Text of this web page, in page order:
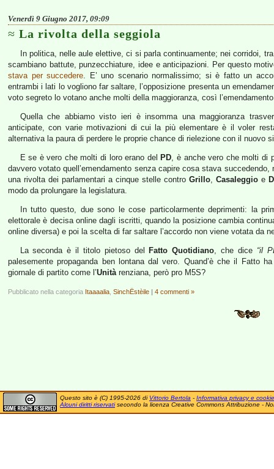
Venerdì 9 Giugno 2017, 09:09
La rivolta della seggiola
In politica, nelle aule elettive, ci si parla continuamente; nei corridoi,
scambiano battute, punzecchiature, idee e anticipazioni. Per questo
stava per succedere. E’ uno scenario normalissimo; si è fatto un
entrambi i lati lo vogliono far saltare, l’opposizione presenta un
voto segreto lo votano anche molti della maggioranza, così
Quella che abbiamo visto ieri è insomma una maggioranza
anticipate, con varie motivazioni di cui la più elementare è il voler
alternativa la paura di perdere le proprie chance di rielezione con il nuovo
E se è vero che molti di loro erano del PD, è anche vero che molti di
davvero votato quell’emendamento senza capire cosa stava
una rivolta dei parlamentari a cinque stelle contro Grillo, Casaleggio e
modo da prolungare la legislatura.
In tutto questo, due sono le cose particolarmente deprimenti: la
elettorale è decisa online dagli iscritti, quando la posizione cambia
online diversa) e poi la scelta di far saltare l’accordo non viene votata da
La seconda è il titolo pietoso del Fatto Quotidiano, che dice “il
palesemente propaganda ben lontana dal vero. Quand’è che il Fatto
giornale di partito come l’Unitàrenziana, però pro M5S?
Pubblicato nella categoria Itaaaalia SinchËstèile | 4 commenti »
Questo sito è (C) 1995-2026 di Vittorio Bertola - Informativa privacy e cookie
Alcuni diritti riservatisecondo la licenza Creative Commons Attribuzione -